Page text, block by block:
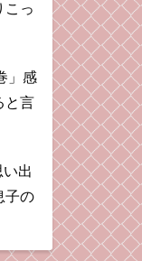
こっ
」感
と言
出
子の